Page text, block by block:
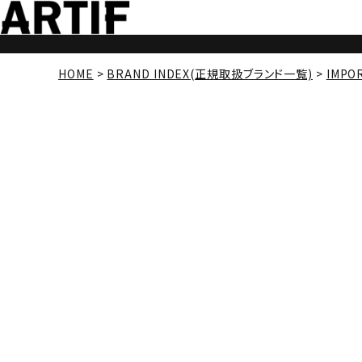
HOME BRAND INDEX(正規取扱ブランド一覧)